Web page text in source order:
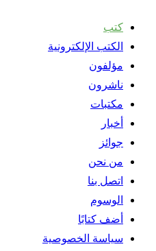
كتب
الكتب الإلكترونية
مؤلفون
ناشرون
مكتبات
أخبار
جوائز
من نحن
اتصل بنا
الوسوم
أضف كتابًا
سياسة الخصوصية